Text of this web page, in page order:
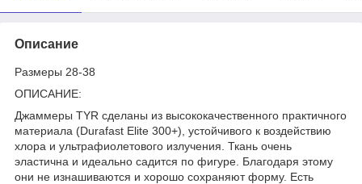
Описание
Размеры 28-38
ОПИСАНИЕ:
Джаммеры TYR сделаны из высококачественного практичного
материала (Durafast Elite 300+), устойчивого к воздействию
хлора и ультрафиолетового излучения. Ткань очень
эластична и идеально садится по фигуре. Благодаря этому
они не изнашиваются и хорошо сохраняют форму. Есть